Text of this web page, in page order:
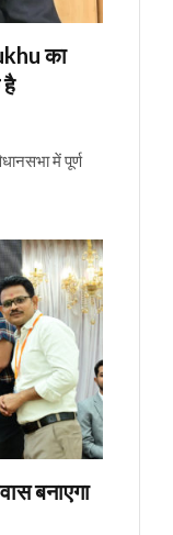
का
है
में पूर्ण
बनाएगा